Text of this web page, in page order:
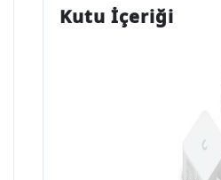
Kutu İçeriği